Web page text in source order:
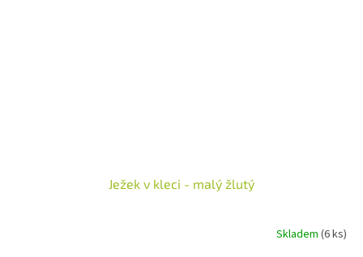
Ježek v kleci - malý žlutý
Skladem (6 ks)